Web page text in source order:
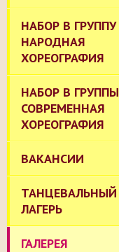
НАБОР В ГРУППУ
НАРОДНАЯ
ХОРЕОГРАФИЯ
НАБОР В ГРУППЫ
СОВРЕМЕННАЯ
ХОРЕОГРАФИЯ
ВАКАНСИИ
ТАНЦЕВАЛЬНЫЙ
ЛАГЕРЬ
ГАЛЕРЕЯ